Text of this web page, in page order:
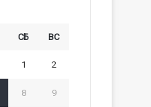
СБ ВС
1 2
8 9